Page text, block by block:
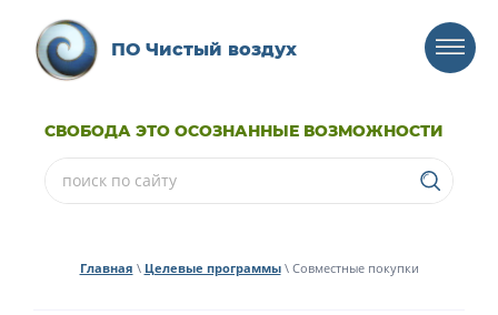
ПО Чистый воздух
СВОБОДА ЭТО ОСОЗНАННЫЕ ВОЗМОЖНОСТИ
Главная \ Целевые программы\ Совместные покупки